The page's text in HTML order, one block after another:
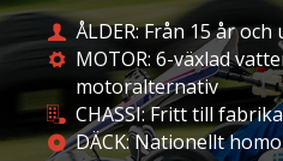
ÅLDER: Från 15 år och
MOTOR: 6-växlad
motoralternativ
CHASSI: Fritt till
DÄCK: Nationellt